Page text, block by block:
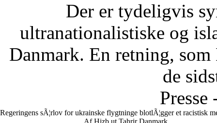
Der er tydeligvis
ultranationalistiske og
Danmark. En retning,
de
Regeringens sÃ¦rlov for ukrainske flygtninge blotlÃ¦gger et racistisk
Af Hizb ut Tahrir Danmark